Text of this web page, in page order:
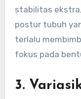
stabilitas
postur tubuh
terlalu
fokus pada
3.